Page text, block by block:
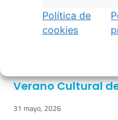
Política de
cookies
Verano Cultural
31 mayo, 2026